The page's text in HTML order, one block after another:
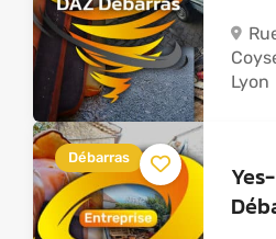
Lyon
Débarras
Yes-